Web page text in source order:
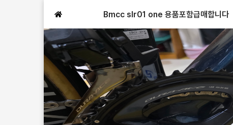
Bmcc slr01 one 용품포함급매합니다